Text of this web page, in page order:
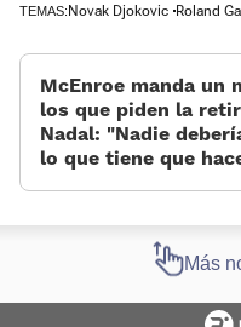
TEMAS:Novak Djokovic Roland
McEnroe manda un
los que piden la
Nadal: «Nadie
lo que tiene que
Más